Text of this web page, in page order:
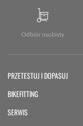
Odbiór osobisty
PRZETESTUJ I DOPASUJ
BIKEFITTING
SERWIS